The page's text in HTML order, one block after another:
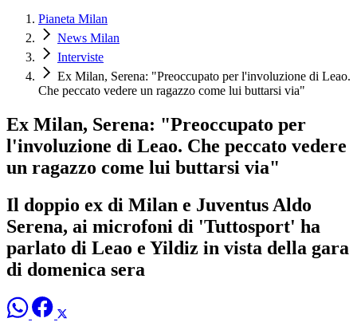
Pianeta Milan
News Milan
Interviste
Ex Milan, Serena: "Preoccupato per l'involuzione di Leao.
Che peccato vedere un ragazzo come lui buttarsi via"
Ex Milan, Serena: "Preoccupato per
l'involuzione di Leao. Che peccato vedere
un ragazzo come lui buttarsi via"
Il doppio ex di Milan e Juventus Aldo
Serena, ai microfoni di 'Tuttosport' ha
parlato di Leao e Yildiz in vista della gara
di domenica sera